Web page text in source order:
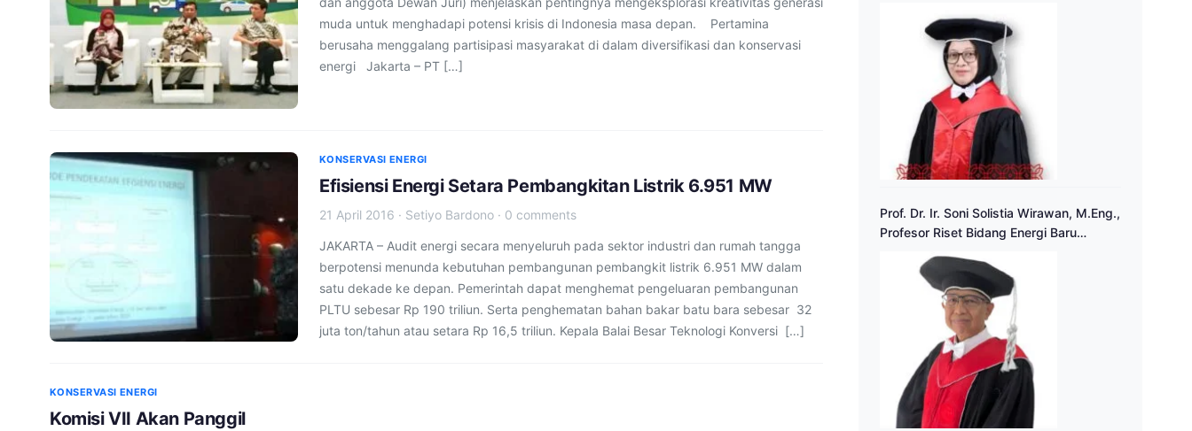
muda untuk menghadapi potensi krisis di Indonesia masa depan. Pertamina
berusaha menggalang partisipasi masyarakat di dalam diversifikasi dan konservasi
energi Jakarta – PT […]
KONSERVASI ENERGI
Efisiensi Energi Setara Pembangkitan Listrik 6.951 MW
21 April 2016 · Setiyo Bardono · 0 comments
JAKARTA – Audit energi secara menyeluruh pada sektor industri dan rumah tangga
berpotensi menunda kebutuhan pembangunan pembangkit listrik 6.951 MW dalam
satu dekade ke depan. Pemerintah dapat menghemat pengeluaran pembangunan
PLTU sebesar Rp 190 triliun. Serta penghematan bahan bakar batu bara sebesar 32
juta ton/tahun atau setara Rp 16,5 triliun. Kepala Balai Besar Teknologi Konversi […]
KONSERVASI ENERGI
Komisi VII Akan Panggil
Prof. Dr. Ir. Soni Solistia Wirawan, M.Eng.,
Profesor Riset Bidang Energi Baru